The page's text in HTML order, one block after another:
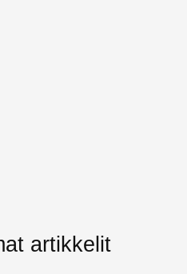
artikkelit